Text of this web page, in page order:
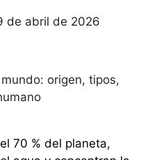
de abril de 2026
origen, tipos,
70 % del planeta,